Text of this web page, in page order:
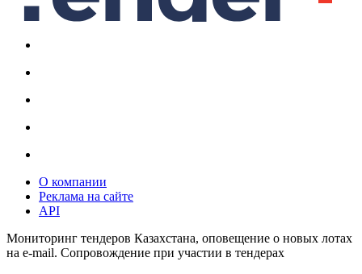
О компании
Реклама на сайте
API
Мониторинг тендеров Казахстана, оповещение о новых лотах
на e-mail. Сопровождение при участии в тендерах